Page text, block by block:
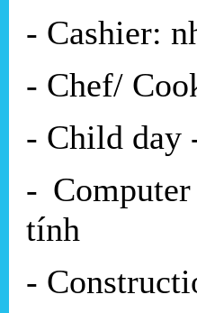
- Cashier:
- Chef/
- Child day
-
tính
-